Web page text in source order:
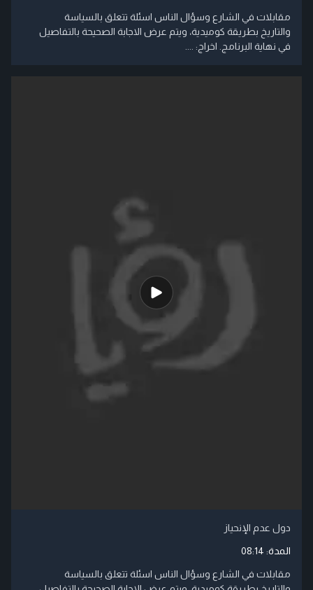
مقابلات في الشارع وسؤال الناس اسئلة تتعلق بالسياسة
والتاريخ بطريقة كوميدية، ويتم عرض الاجابة الصحيحة بالتفاصيل
في نهاية البرنامج. اخراج: ....
دول عدم الإنحياز
المدة: 08:14
مقابلات في الشارع وسؤال الناس اسئلة تتعلق بالسياسة